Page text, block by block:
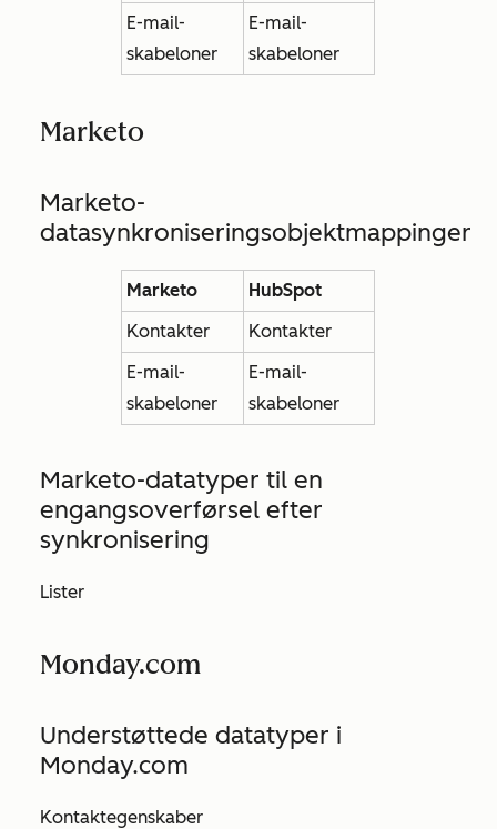
E-mail-
skabeloner
E-mail-
skabeloner
Marketo
Marketo-
datasynkroniseringsobjektmappinger
Marketo
HubSpot
Kontakter
Kontakter
E-mail-
skabeloner
E-mail-
skabeloner
Marketo-datatyper til en
engangsoverførsel efter
synkronisering
Lister
Monday.com
Understøttede datatyper i
Monday.com
Kontaktegenskaber